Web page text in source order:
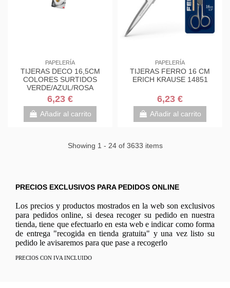
PAPELERÍA
TIJERAS DECO 16,5CM
COLORES SURTIDOS
VERDE/AZUL/ROSA
1561DS-M SCOTH
7000034004
6,23 €
Añadir al carrito
PAPELERÍA
TIJERAS FERRO 16 CM
ERICH KRAUSE 14851
6,23 €
Añadir al carrito
Showing 1 - 24 of 3633 items
PRECIOS EXCLUSIVOS PARA PEDIDOS ONLINE
Los precios y productos mostrados en la web son exclusivos
para pedidos online, si desea recoger su pedido en nuestra
tienda, tiene que efectuarlo en esta web e indicar como forma
de entrega "recogida en tienda gratuita" y una vez listo su
pedido le avisaremos para que pase a recogerlo
PRECIOS CON IVA INCLUIDO